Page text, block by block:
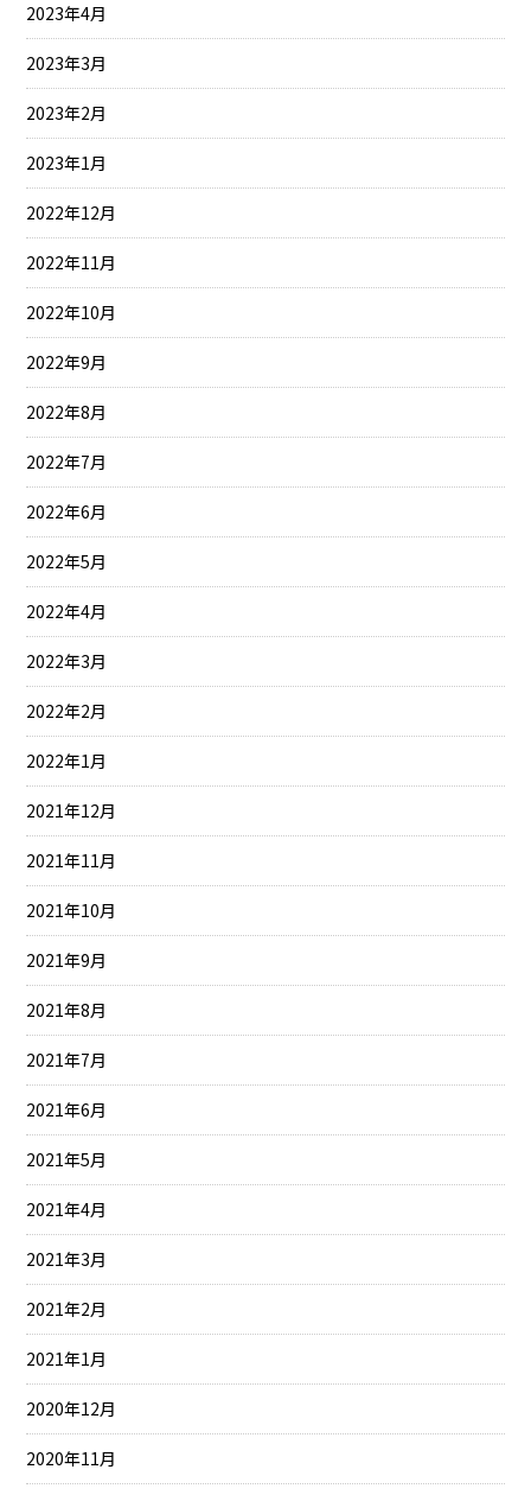
2023年4月
2023年3月
2023年2月
2023年1月
2022年12月
2022年11月
2022年10月
2022年9月
2022年8月
2022年7月
2022年6月
2022年5月
2022年4月
2022年3月
2022年2月
2022年1月
2021年12月
2021年11月
2021年10月
2021年9月
2021年8月
2021年7月
2021年6月
2021年5月
2021年4月
2021年3月
2021年2月
2021年1月
2020年12月
2020年11月